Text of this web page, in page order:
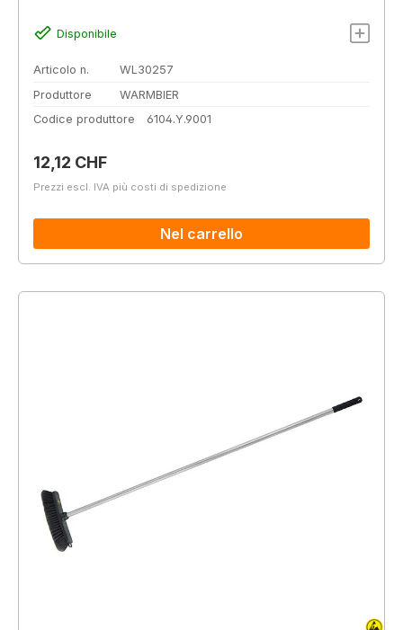
Disponibile
Articolo n.
WL30257
Produttore
WARMBIER
Codice produttore
6104.Y.9001
Prezzo normale:
12,12 CHF
Prezzi escl. IVA più costi di spedizione
Nel carrello